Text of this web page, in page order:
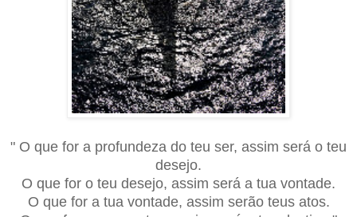
" O que for a profundeza do teu ser, assim será o teu
desejo.
O que for o teu desejo, assim será a tua vontade.
O que for a tua vontade, assim serão teus atos.